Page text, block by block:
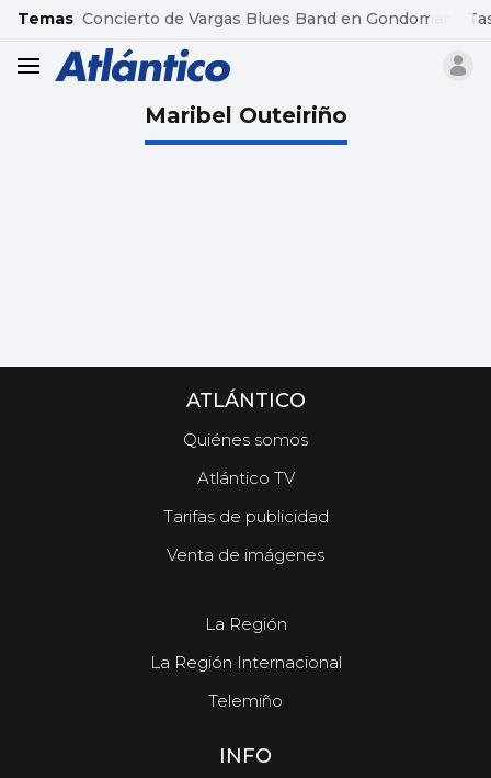
common.go-to-content
Temas Concierto de Vargas Blues Band en Gondomar
header.menu.open
Maribel Outeiriño
ATLÁNTICO
Quiénes somos
Atlántico TV
Tarifas de publicidad
Venta de imágenes
La Región
La Región Internacional
Telemiño
INFO